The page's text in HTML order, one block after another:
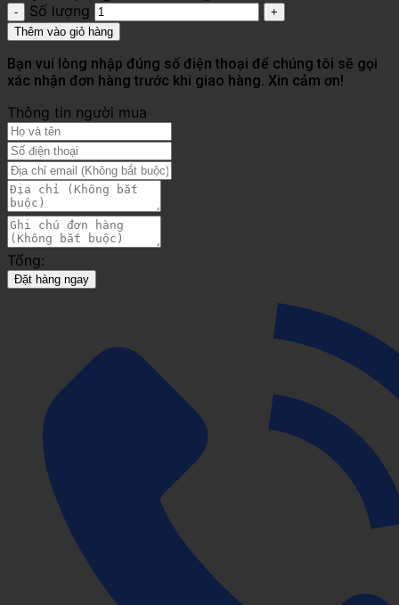
Số lượng
Thêm vào giỏ hàng
Bạn vui lòng nhập đúng số điện thoại để chúng tôi sẽ gọi
xác nhận đơn hàng trước khi giao hàng. Xin cảm ơn!
Thông tin người mua
Tổng:
Đặt hàng ngay